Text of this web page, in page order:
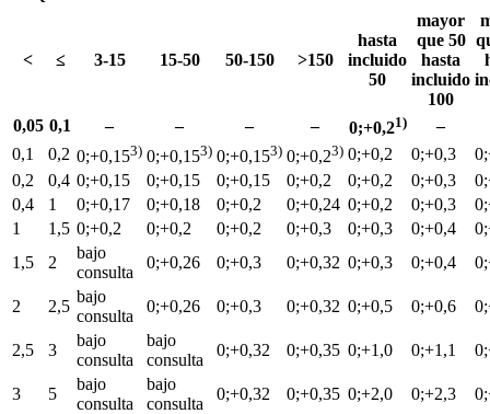
< ≤ 3-15 15-50 50-150 >150
hasta
incluido
50
mayor
que 50
hasta
incluido
100
0,05 0,1 – – – – 0;+0,21)
–
0,1
0,2 0;+0,153) 0;+0,153) 0;+0,153) 0;+0,23) 0;+0,2 0;+0,3
0,2
0,4 0;+0,15 0;+0,15 0;+0,15 0;+0,2 0;+0,2 0;+0,3
0,4
1 0;+0,17 0;+0,18 0;+0,2 0;+0,24 0;+0,2 0;+0,3
1
1,5 0;+0,2 0;+0,2 0;+0,2 0;+0,3 0;+0,3 0;+0,4
1,5
2
bajo
consulta
0;+0,26 0;+0,3 0;+0,32 0;+0,3 0;+0,4
2 2,5
bajo
consulta
0;+0,26 0;+0,3 0;+0,32 0;+0,5 0;+0,6
2,5 3
bajo
consulta
bajo
consulta
0;+0,32 0;+0,35 0;+1,0 0;+1,1
3 5
bajo
consulta
bajo
consulta
0;+0,32 0;+0,35 0;+2,0 0;+2,3